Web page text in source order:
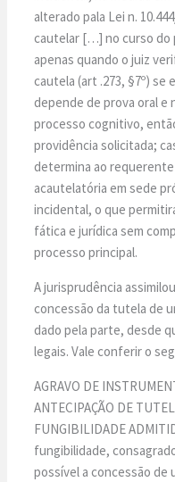
alterado pala Lei n.
cautelar […] no curso do
apenas quando o juiz
cautela (art .273, §7º)
depende de prova oral e
processo cognitivo,
providência solicitada;
determina ao
acautelatória em sede
incidental, o que
fática e jurídica sem
processo principal.
A jurisprudência
concessão da tutela de
dado pela parte, desde
legais. Vale conferir o
AGRAVO DE
ANTECIPAÇÃO DE
FUNGIBILIDADE
fungibilidade,
possível a concessão de